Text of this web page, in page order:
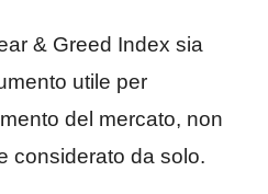
& Greed Index sia
utile per
del mercato, non
considerato da solo.